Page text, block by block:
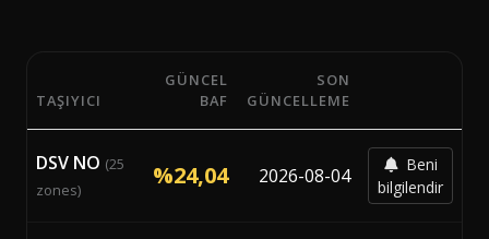
Norveç ülkesinde faaliyet gösteren 11 taşıyıcıdan
TAŞIYICI
GÜNCEL
BAF
SON
GÜNCELLEME
DSV NO (25
zones)
%24,04 2026-08-04
Beni
bilgilendir